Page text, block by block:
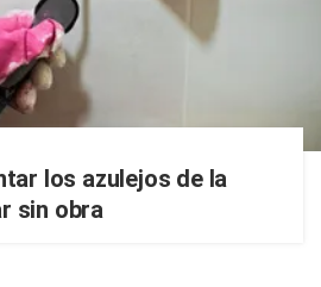
los azulejos de la
sin obra